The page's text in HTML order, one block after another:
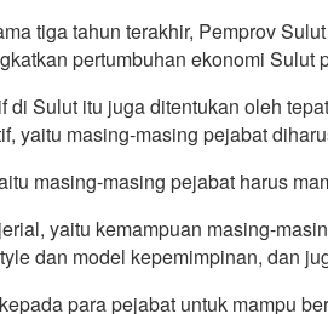
tiga tahun terakhir, Pemprov
pertumbuhan ekonomi
di Sulut itu juga ditentukan oleh
yaitu masing-masing pejabat
masing-masing pejabat harus
yaitu kemampuan masing-
dan model kepemimpinan, dan
para pejabat untuk mampu